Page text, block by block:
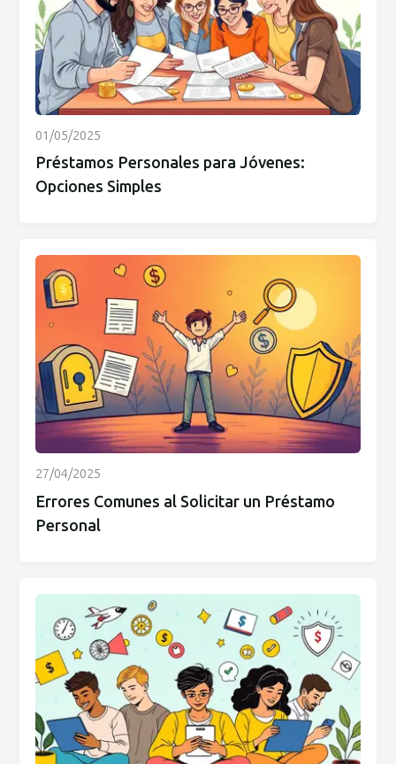
01/05/2025
Préstamos Personales para Jóvenes:
Opciones Simples
27/04/2025
Errores Comunes al Solicitar un Préstamo
Personal